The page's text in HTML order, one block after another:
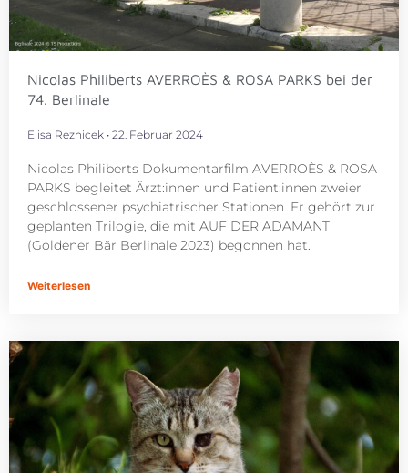
Nicolas Philiberts AVERROÈS & ROSA PARKS bei der
74. Berlinale
Elisa Reznicek 22. Februar 2024
Nicolas Philiberts Dokumentarfilm AVERROÈS & ROSA
PARKS begleitet Ärzt:innen und Patient:innen zweier
geschlossener psychiatrischer Stationen. Er gehört zur
geplanten Trilogie, die mit AUF DER ADAMANT
(Goldener Bär Berlinale 2023) begonnen hat.
Weiterlesen